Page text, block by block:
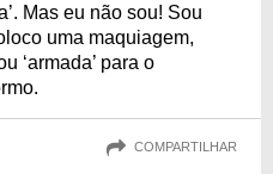
Mas eu não sou! Sou
uma maquiagem,
‘armada’ para o
COMPARTILHAR